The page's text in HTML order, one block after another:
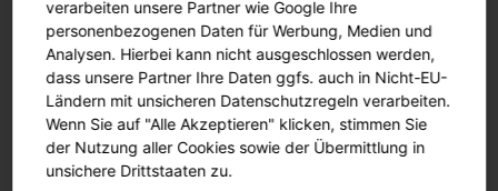
Bürodrehstuhl,
höhenverstellbare
Bürodrehstuhl ohne
verarbeiten unsere Partner wie Google Ihre
personenbezogenen Daten für Werbung, Medien und
Analysen. Hierbei kann nicht ausgeschlossen werden,
dass unsere Partner Ihre Daten ggfs. auch in Nicht-EU-
Ländern mit unsicheren Datenschutzregeln verarbeiten.
Wenn Sie auf "Alle Akzeptieren" klicken, stimmen Sie
der Nutzung aller Cookies sowie der Übermittlung in
unsichere Drittstaaten zu.